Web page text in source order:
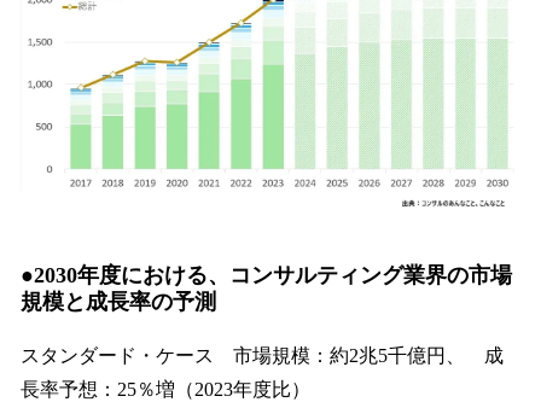
●2030年度における、コンサルティング業界の市場
規模と成長率の予測
スタンダード・ケース 市場規模：約2兆5千億円、 成
長率予想：25％増（2023年度比）